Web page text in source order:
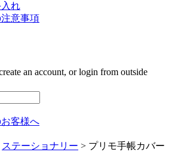
れ
意事項
an account, or login from outside
客様へ
ステーショナリー > プリモ手帳カバー